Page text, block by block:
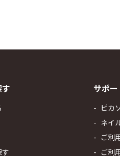
サポー
ピカ
ネイ
ご利
ご利